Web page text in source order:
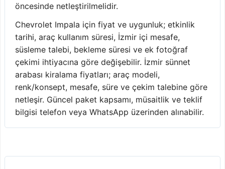
öncesinde netleştirilmelidir.
Chevrolet Impala için fiyat ve uygunluk; etkinlik
tarihi, araç kullanım süresi, İzmir içi mesafe,
süsleme talebi, bekleme süresi ve ek fotoğraf
çekimi ihtiyacına göre değişebilir. İzmir sünnet
arabası kiralama fiyatları; araç modeli,
renk/konsept, mesafe, süre ve çekim talebine göre
netleşir. Güncel paket kapsamı, müsaitlik ve teklif
bilgisi telefon veya WhatsApp üzerinden alınabilir.